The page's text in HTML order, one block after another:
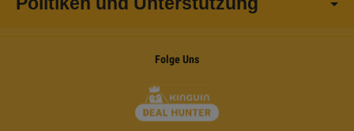
Folge Uns